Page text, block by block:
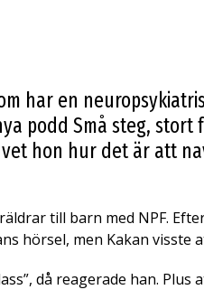
har en
podd Små steg, stort
hon hur det är att
till barn med NPF.
hörsel, men Kakan visste
då reagerade han.